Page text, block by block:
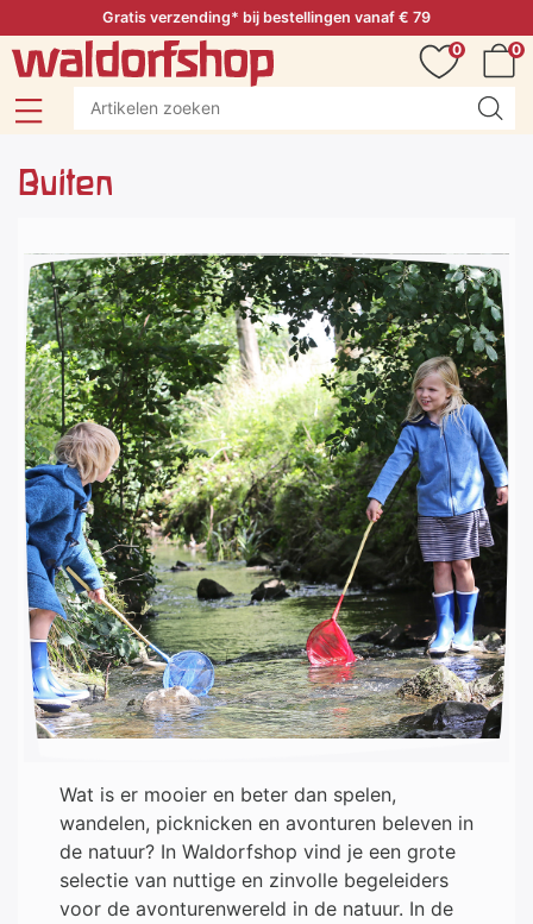
Gratis verzending* bij bestellingen vanaf € 79
0
0
Buiten
Wat is er mooier en beter dan spelen,
wandelen, picknicken en avonturen beleven in
de natuur? In Waldorfshop vind je een grote
selectie van nuttige en zinvolle begeleiders
voor de avonturenwereld in de natuur. In de